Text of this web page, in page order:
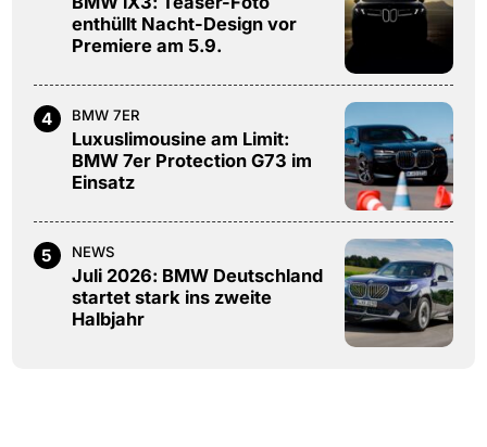
enthüllt Nacht-Design vor
Premiere am 5.9.
4 BMW 7ER
Luxuslimousine am Limit:
BMW 7er Protection G73 im
Einsatz
5 NEWS
Juli 2026: BMW Deutschland
startet stark ins zweite
Halbjahr